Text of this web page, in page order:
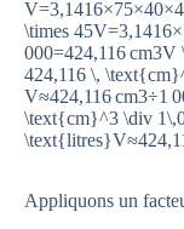
\times 45V=3,1416×
000=424,116 cm3V
424,116 \,
V≈424,116 cm3÷1
\text{cm}^3 \div
\text{litres}V≈424,
Appliquons un